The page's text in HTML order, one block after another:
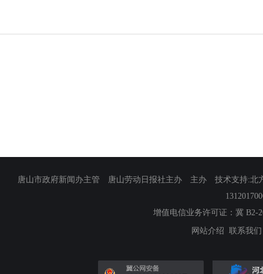
唐山市政府新闻办主管 唐山劳动日报社主办 主办 技术支持:北
增值电信业务许可证：冀 B2-
网站介绍 联系我们